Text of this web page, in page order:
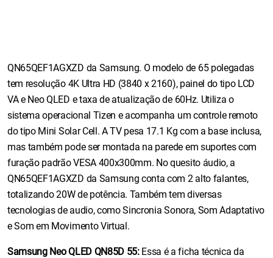
QN65QEF1AGXZD da Samsung. O modelo de 65 polegadas
tem resolução 4K Ultra HD (3840 x 2160), painel do tipo LCD
VA e Neo QLED e taxa de atualização de 60Hz. Utiliza o
sistema operacional Tizen e acompanha um controle remoto
do tipo Mini Solar Cell. A TV pesa 17.1 Kg com a base inclusa,
mas também pode ser montada na parede em suportes com
furação padrão VESA 400x300mm. No quesito áudio, a
QN65QEF1AGXZD da Samsung conta com 2 alto falantes,
totalizando 20W de potência. Também tem diversas
tecnologias de audio, como Sincronia Sonora, Som Adaptativo
e Som em Movimento Virtual.
Samsung Neo QLED QN85D 55:Essa é a ficha técnica da